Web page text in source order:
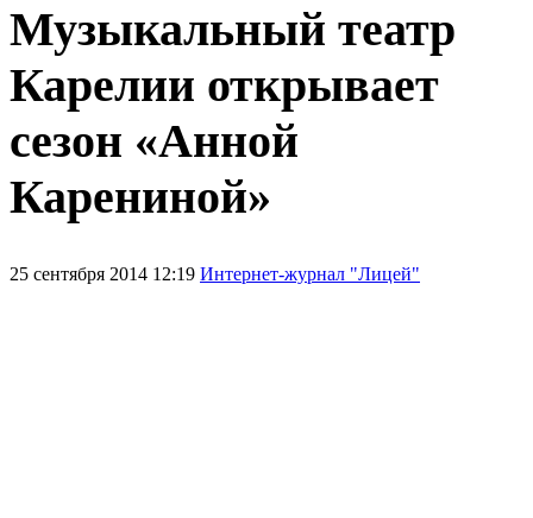
Музыкальный театр
Карелии открывает
сезон «Анной
Карениной»
25 сентября 2014 12:19 Интернет-журнал "Лицей"